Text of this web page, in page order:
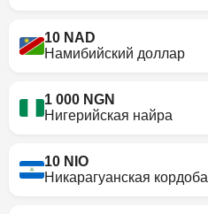
10 NAD
Намибийский доллар
1 000 NGN
Нигерийская найра
10 NIO
Никарагуанская кордоба